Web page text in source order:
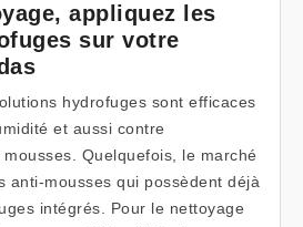
appliquez les
sur votre
hydrofuges sont efficaces
et aussi contre
mousses. Quelquefois, le marché
anti-mousses qui possèdent déjà
intégrés. Pour le nettoyage